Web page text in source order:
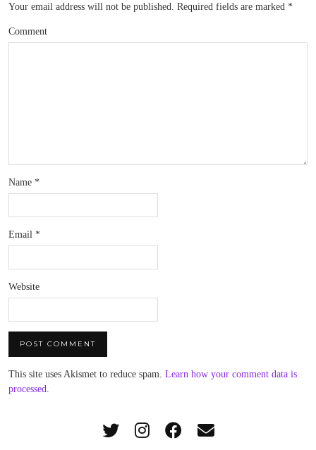
Your email address will not be published. Required fields are marked *
Comment
Name *
Email *
Website
This site uses Akismet to reduce spam. Learn how your comment data is
processed